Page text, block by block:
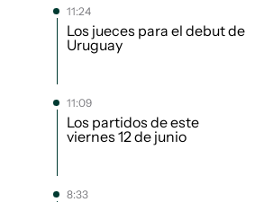
11:24
Los jueces para el debut de
Uruguay
11:09
Los partidos de este
viernes 12 de junio
8:33